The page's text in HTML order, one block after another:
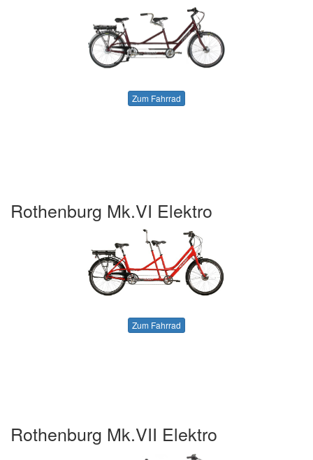
Zum Fahrrad
Rothenburg Mk.VI Elektro
Zum Fahrrad
Rothenburg Mk.VII Elektro